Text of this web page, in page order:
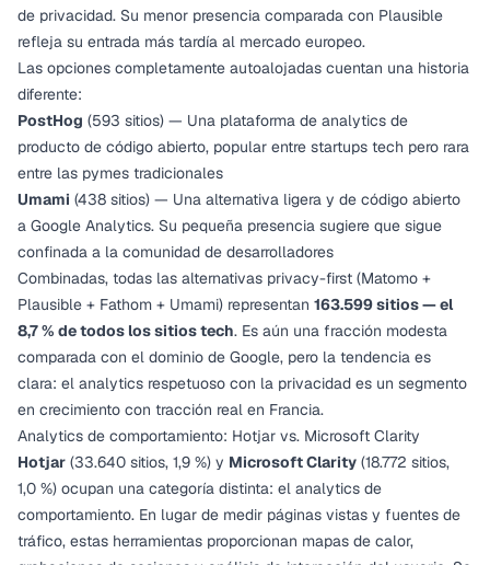
de privacidad. Su menor presencia comparada con Plausible
refleja su entrada más tardía al mercado europeo.
Las opciones completamente autoalojadas cuentan una historia
diferente:
PostHog (593 sitios) — Una plataforma de analytics de
producto de código abierto, popular entre startups tech pero rara
entre las pymes tradicionales
Umami (438 sitios) — Una alternativa ligera y de código abierto
a Google Analytics. Su pequeña presencia sugiere que sigue
confinada a la comunidad de desarrolladores
Combinadas, todas las alternativas privacy-first (Matomo +
Plausible + Fathom + Umami) representan 163.599 sitios — el
8,7 % de todos los sitios tech. Es aún una fracción modesta
comparada con el dominio de Google, pero la tendencia es
clara: el analytics respetuoso con la privacidad es un segmento
en crecimiento con tracción real en Francia.
Analytics de comportamiento: Hotjar vs. Microsoft Clarity
Hotjar (33.640 sitios, 1,9 %) y Microsoft Clarity (18.772 sitios,
1,0 %) ocupan una categoría distinta: el analytics de
comportamiento. En lugar de medir páginas vistas y fuentes de
tráfico, estas herramientas proporcionan mapas de calor,